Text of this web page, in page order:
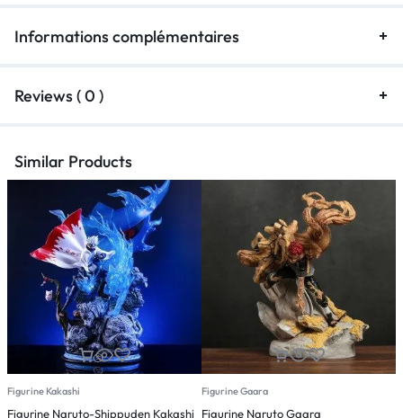
Informations complémentaires
Reviews ( 0 )
Similar Products
Figurine Kakashi
Figurine Naruto-Shippuden Kakashi
Figurine Gaara
Figurine Naruto Gaara